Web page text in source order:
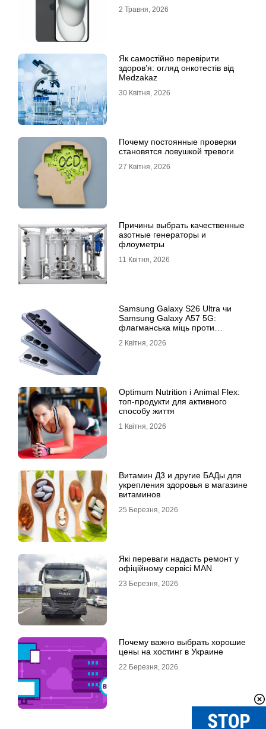
2 Травня, 2026
Як самостійно перевірити
здоров’я: огляд онкотестів від
Medzakaz
30 Квітня, 2026
Почему постоянные проверки
становятся ловушкой тревоги
27 Квітня, 2026
Причины выбрать качественные
азотные генераторы и
флоуметры
11 Квітня, 2026
Samsung Galaxy S26 Ultra чи
Samsung Galaxy A57 5G:
флагманська міць проти
2 Квітня, 2026
Optimum Nutrition і Animal Flex:
топ-продукти для активного
способу життя
1 Квітня, 2026
Витамин Д3 и другие БАДы для
укрепления здоровья в магазине
витаминов
25 Березня, 2026
Які переваги надасть ремонт у
офіційному сервісі MAN
23 Березня, 2026
Почему важно выбрать хорошие
цены на хостинг в Украине
22 Березня, 2026